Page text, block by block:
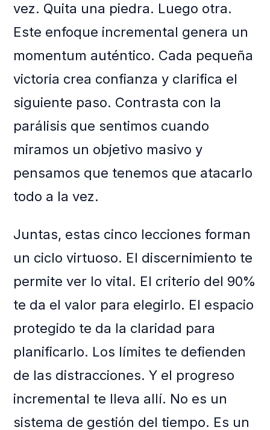
vez. Quita una piedra. Luego otra.
Este enfoque incremental genera un
momentum auténtico. Cada pequeña
victoria crea confianza y clarifica el
siguiente paso. Contrasta con la
parálisis que sentimos cuando
miramos un objetivo masivo y
pensamos que tenemos que atacarlo
todo a la vez.
Juntas, estas cinco lecciones forman
un ciclo virtuoso. El discernimiento te
permite ver lo vital. El criterio del 90%
te da el valor para elegirlo. El espacio
protegido te da la claridad para
planificarlo. Los límites te defienden
de las distracciones. Y el progreso
incremental te lleva allí. No es un
sistema de gestión del tiempo. Es un